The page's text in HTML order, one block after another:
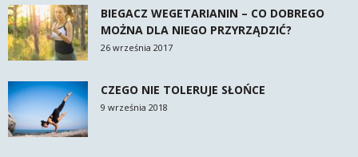
BIEGACZ WEGETARIANIN – CO DOBREGO
MOŻNA DLA NIEGO PRZYRZĄDZIĆ?
26 września 2017
CZEGO NIE TOLERUJE SŁOŃCE
9 września 2018